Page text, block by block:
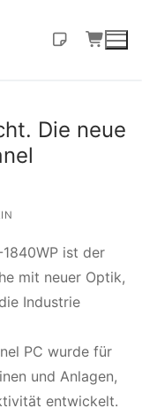
Die neue
ist der
mit neuer Optik,
Industrie
PC wurde für
und Anlagen,
entwickelt.